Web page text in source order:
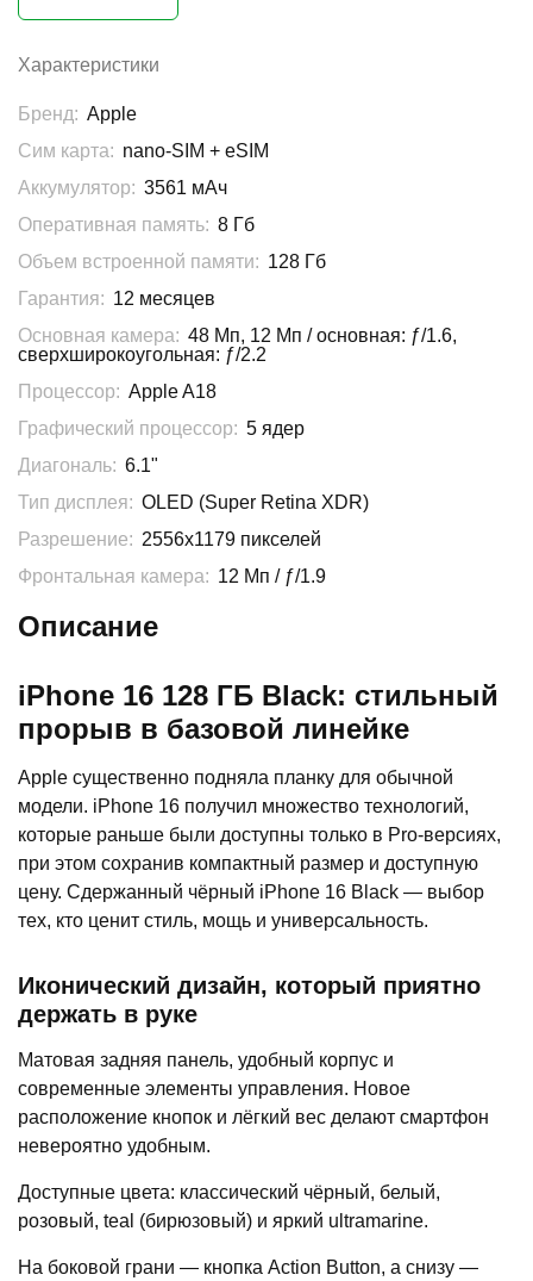
Характеристики
Бренд: Apple
Сим карта: nano-SIM + eSIM
Аккумулятор: 3561 мАч
Оперативная память: 8 Гб
Объем встроенной памяти: 128 Гб
Гарантия: 12 месяцев
Основная камера: 48 Мп, 12 Мп / основная: ƒ/1.6,
сверхширокоугольная: ƒ/2.2
Процессор: Apple A18
Графический процессор: 5 ядер
Диагональ: 6.1"
Тип дисплея: OLED (Super Retina XDR)
Разрешение: 2556x1179 пикселей
Фронтальная камера: 12 Мп / ƒ/1.9
Описание
iPhone 16 128 ГБ Black: стильный
прорыв в базовой линейке
Apple существенно подняла планку для обычной
модели. iPhone 16 получил множество технологий,
которые раньше были доступны только в Pro-версиях,
при этом сохранив компактный размер и доступную
цену. Сдержанный чёрный iPhone 16 Black — выбор
тех, кто ценит стиль, мощь и универсальность.
Иконический дизайн, который приятно
держать в руке
Матовая задняя панель, удобный корпус и
современные элементы управления. Новое
расположение кнопок и лёгкий вес делают смартфон
невероятно удобным.
Доступные цвета: классический чёрный, белый,
розовый, teal (бирюзовый) и яркий ultramarine.
На боковой грани — кнопка Action Button, а снизу —